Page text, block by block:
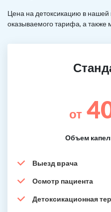
Цена на детоксикацию в нашей
оказываемого тарифа, а также
от
Объем
Выезд врача
Осмотр пациента
Детоксикационная